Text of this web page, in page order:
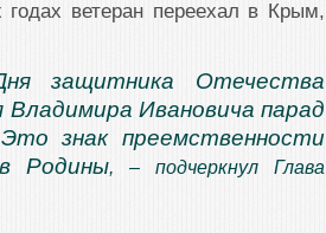
ветеран переехал в Крым,
защитника Отечества
Владимира Ивановича парад
знак преемственности
Родины, – подчеркнул Глава